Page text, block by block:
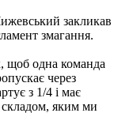
закликав
змагання.
щоб одна команда
через
з 1/4 і має
яким ми